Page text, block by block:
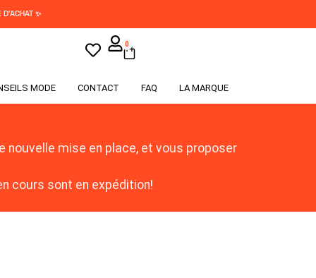
✨
MODE CONTACT FAQ LA MARQUE
0
nouvelle mise en place, et vous proposer
cours sont en expédition!